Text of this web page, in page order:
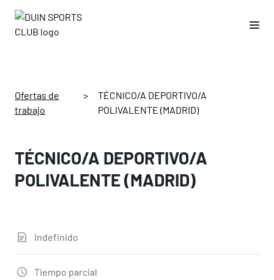
Ofertas de
trabajo
>
TÉCNICO/A DEPORTIVO/A
POLIVALENTE (MADRID)
TÉCNICO/A DEPORTIVO/A
POLIVALENTE (MADRID)
Indefinido
Tiempo parcial